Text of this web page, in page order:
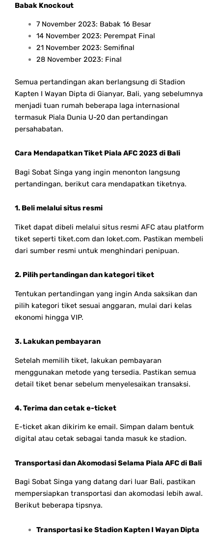
Babak Knockout
7 November 2023: Babak 16 Besar
14 November 2023: Perempat Final
21 November 2023: Semifinal
28 November 2023: Final
Semua pertandingan akan berlangsung di Stadion
Kapten I Wayan Dipta di Gianyar, Bali, yang sebelumnya
menjadi tuan rumah beberapa laga internasional
termasuk Piala Dunia U-20 dan pertandingan
persahabatan.
Cara Mendapatkan Tiket Piala AFC 2023 di Bali
Bagi Sobat Singa yang ingin menonton langsung
pertandingan, berikut cara mendapatkan tiketnya.
1. Beli melalui situs resmi
Tiket dapat dibeli melalui situs resmi AFC atau platform
tiket seperti tiket.com dan loket.com. Pastikan membeli
dari sumber resmi untuk menghindari penipuan.
2. Pilih pertandingan dan kategori tiket
Tentukan pertandingan yang ingin Anda saksikan dan
pilih kategori tiket sesuai anggaran, mulai dari kelas
ekonomi hingga VIP.
3. Lakukan pembayaran
Setelah memilih tiket, lakukan pembayaran
menggunakan metode yang tersedia. Pastikan semua
detail tiket benar sebelum menyelesaikan transaksi.
4. Terima dan cetak e-ticket
E-ticket akan dikirim ke email. Simpan dalam bentuk
digital atau cetak sebagai tanda masuk ke stadion.
Transportasi dan Akomodasi Selama Piala AFC di Bali
Bagi Sobat Singa yang datang dari luar Bali, pastikan
mempersiapkan transportasi dan akomodasi lebih awal.
Berikut beberapa tipsnya.
Transportasi ke Stadion Kapten I Wayan Dipta